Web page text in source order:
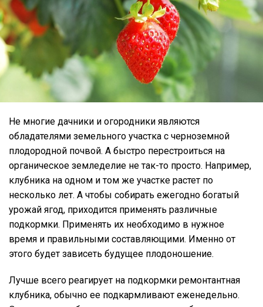
Не многие дачники и огородники являются
обладателями земельного участка с черноземной
плодородной почвой. А быстро перестроиться на
органическое земледелие не так-то просто. Например,
клубника на одном и том же участке растет по
несколько лет. А чтобы собирать ежегодно богатый
урожай ягод, приходится применять различные
подкормки. Применять их необходимо в нужное
время и правильными составляющими. Именно от
этого будет зависеть будущее плодоношение.
Лучше всего реагирует на подкормки ремонтантная
клубника, обычно ее подкармливают еженедельно.